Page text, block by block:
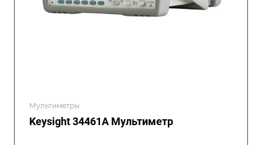
Мультиметры
Keysight 34461A Мультиметр